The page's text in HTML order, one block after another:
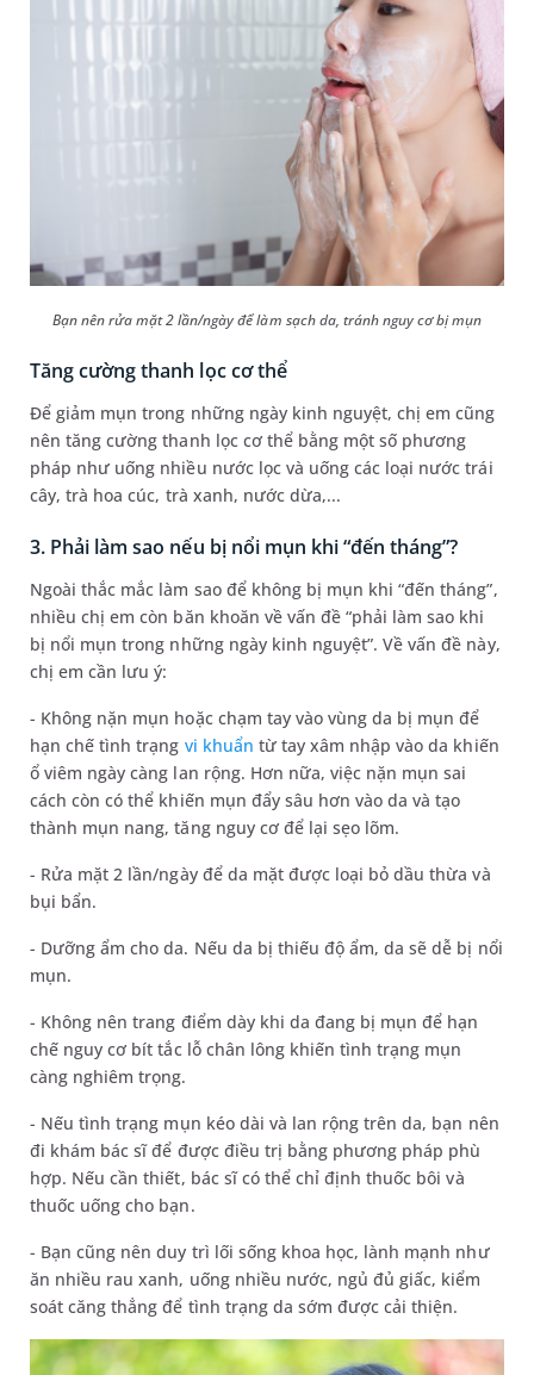
Bạn nên rửa mặt 2 lần/ngày để làm sạch da, tránh nguy cơ bị mụn
Tăng cường thanh lọc cơ thể
Để giảm mụn trong những ngày kinh nguyệt, chị em cũng
nên tăng cường thanh lọc cơ thể bằng một số phương
pháp như uống nhiều nước lọc và uống các loại nước trái
cây, trà hoa cúc, trà xanh, nước dừa,...
3. Phải làm sao nếu bị nổi mụn khi “đến tháng”?
Ngoài thắc mắc làm sao để không bị mụn khi “đến tháng”,
nhiều chị em còn băn khoăn về vấn đề “phải làm sao khi
bị nổi mụn trong những ngày kinh nguyệt”. Về vấn đề này,
chị em cần lưu ý:
- Không nặn mụn hoặc chạm tay vào vùng da bị mụn để
hạn chế tình trạng vi khuẩn từ tay xâm nhập vào da khiến
ổ viêm ngày càng lan rộng. Hơn nữa, việc nặn mụn sai
cách còn có thể khiến mụn đẩy sâu hơn vào da và tạo
thành mụn nang, tăng nguy cơ để lại sẹo lõm.
- Rửa mặt 2 lần/ngày để da mặt được loại bỏ dầu thừa và
bụi bẩn.
- Dưỡng ẩm cho da. Nếu da bị thiếu độ ẩm, da sẽ dễ bị nổi
mụn.
- Không nên trang điểm dày khi da đang bị mụn để hạn
chế nguy cơ bít tắc lỗ chân lông khiến tình trạng mụn
càng nghiêm trọng.
- Nếu tình trạng mụn kéo dài và lan rộng trên da, bạn nên
đi khám bác sĩ để được điều trị bằng phương pháp phù
hợp. Nếu cần thiết, bác sĩ có thể chỉ định thuốc bôi và
thuốc uống cho bạn.
- Bạn cũng nên duy trì lối sống khoa học, lành mạnh như
ăn nhiều rau xanh, uống nhiều nước, ngủ đủ giấc, kiểm
soát căng thẳng để tình trạng da sớm được cải thiện.